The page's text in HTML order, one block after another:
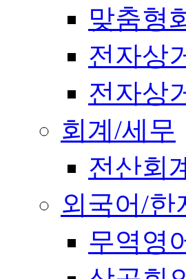
맞춤형
전자상
전자상
회계/세무
전산회
외국어/한
무역영